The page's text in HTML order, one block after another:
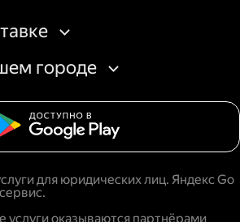
городе
для юридических лиц. Яндекс Go
услуги оказываются партнёрами